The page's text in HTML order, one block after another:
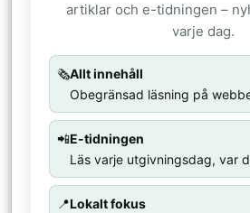
artiklar och e-tidningen –
varje dag.
🗞️Allt innehåll
Obegränsad läsning på
📲E-tidningen
Läs varje utgivningsdag, var
📍Lokalt fokus